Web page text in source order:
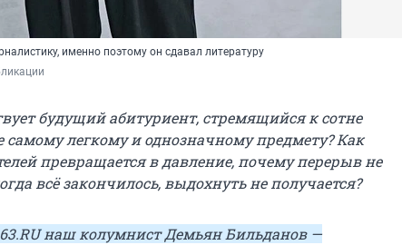
именно поэтому он сдавал литературу
будущий абитуриент, стремящийся к сотне
самому легкому и однозначному предмету? Как
превращается в давление, почему перерыв не
всё закончилось, выдохнуть не получается?
63.RUнаш колумнист Демьян Бильданов —